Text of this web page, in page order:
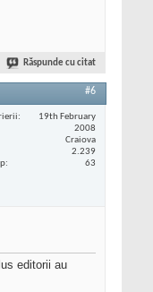
Răspunde cu citat
#6
19th February
2008
Craiova
2.239
63
editorii au